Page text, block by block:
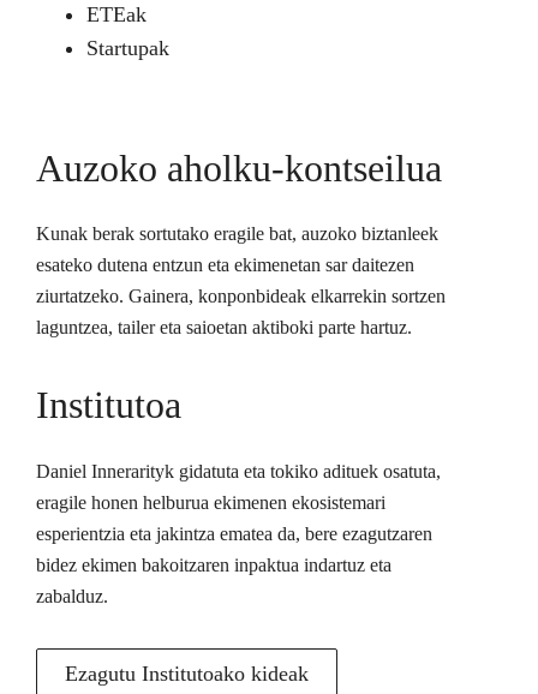
ETEak
Startupak
Auzoko aholku-kontseilua
Kunak berak sortutako eragile bat, auzoko biztanleek
esateko dutena entzun eta ekimenetan sar daitezen
ziurtatzeko. Gainera, konponbideak elkarrekin sortzen
laguntzea, tailer eta saioetan aktiboki parte hartuz.
Institutoa
Daniel Innerarityk gidatuta eta tokiko adituek osatuta,
eragile honen helburua ekimenen ekosistemari
esperientzia eta jakintza ematea da, bere ezagutzaren
bidez ekimen bakoitzaren inpaktua indartuz eta
zabalduz.
Ezagutu Institutoako kideak